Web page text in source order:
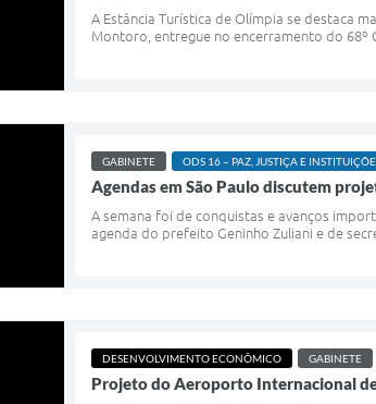
A Estância Turística de Olímpia se destaca
Montoro, entregue no encerramento do 68º
GABINETE ODS 16 – PAZ, JUSTIÇA E
Agendas em São Paulo discutem
A semana foi de conquistas e avanços
agenda do prefeito Geninho Zuliani e de
DESENVOLVIMENTO ECONÔMICO GABINETE
Projeto do Aeroporto Internacional